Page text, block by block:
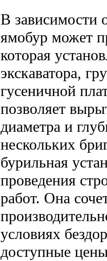
В зависимости
ямобур может
которая
экскаватора,
гусеничной
позволяет
диаметра и
нескольких
бурильная
проведения
работ. Она
условиях
доступные